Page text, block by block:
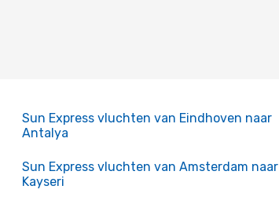
Sun Express vluchten van Eindhoven naar
Antalya
Sun Express vluchten van Amsterdam naar
Kayseri